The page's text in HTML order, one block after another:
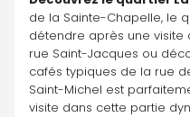
de la Sainte-Chapelle, le
détendre après une visite
rue Saint-Jacques ou
cafés typiques de la rue
Saint-Michel est
visite dans cette partie